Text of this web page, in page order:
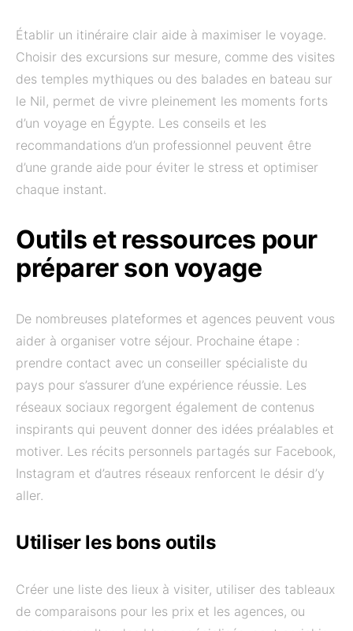
Établir un itinéraire clair aide à maximiser le voyage.
Choisir des excursions sur mesure, comme des visites
des temples mythiques ou des balades en bateau sur
le Nil, permet de vivre pleinement les moments forts
d’un voyage en Égypte. Les conseils et les
recommandations d’un professionnel peuvent être
d’une grande aide pour éviter le stress et optimiser
chaque instant.
Outils et ressources pour
préparer son voyage
De nombreuses plateformes et agences peuvent vous
aider à organiser votre séjour. Prochaine étape :
prendre contact avec un conseiller spécialiste du
pays pour s’assurer d’une expérience réussie. Les
réseaux sociaux regorgent également de contenus
inspirants qui peuvent donner des idées préalables et
motiver. Les récits personnels partagés sur Facebook,
Instagram et d’autres réseaux renforcent le désir d’y
aller.
Utiliser les bons outils
Créer une liste des lieux à visiter, utiliser des tableaux
de comparaisons pour les prix et les agences, ou